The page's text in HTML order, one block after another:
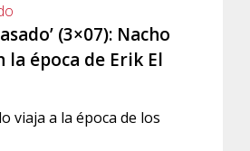
(3×07): Nacho
la época de Erik El
viaja a la época de los